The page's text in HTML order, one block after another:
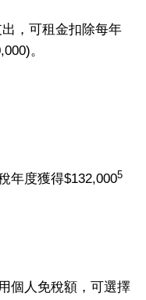
，可租金扣除每年
。
年度獲得$132,0005
個人免稅額，可選擇